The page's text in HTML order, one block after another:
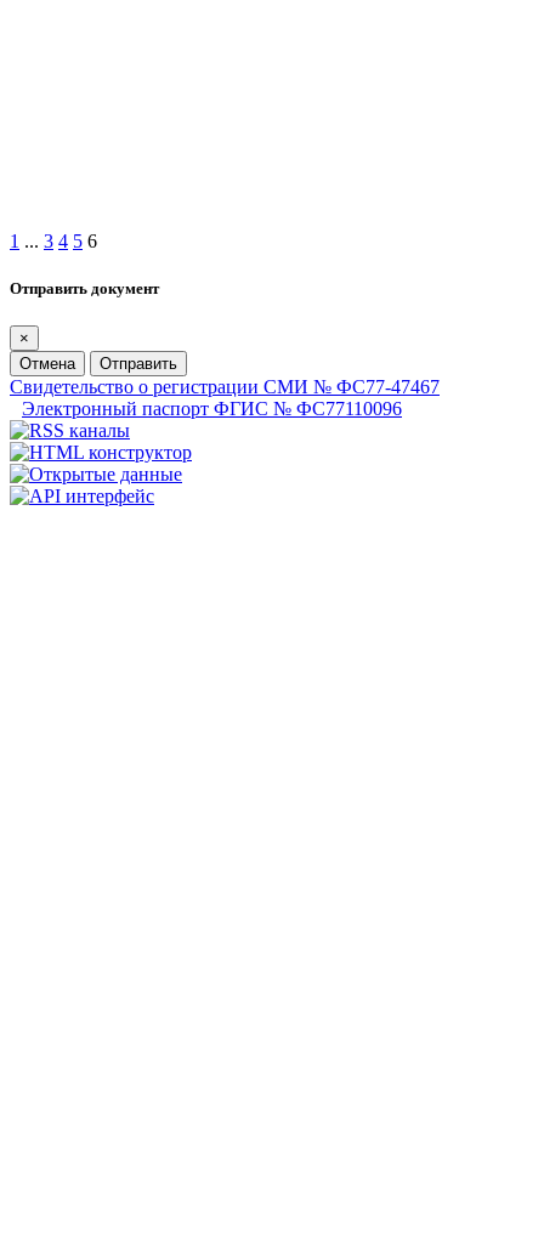
1 ... 3 4 5 6
Отправить документ
×
Отмена
Отправить
Свидетельство о регистрации СМИ № ФС77-47467
Электронный паспорт ФГИС № ФС77110096